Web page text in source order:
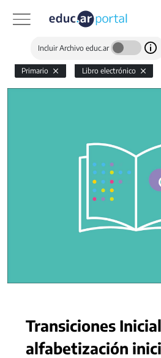
Incluir Archivo educ.ar
Primario Libro electrónico
Transiciones
alfabetización